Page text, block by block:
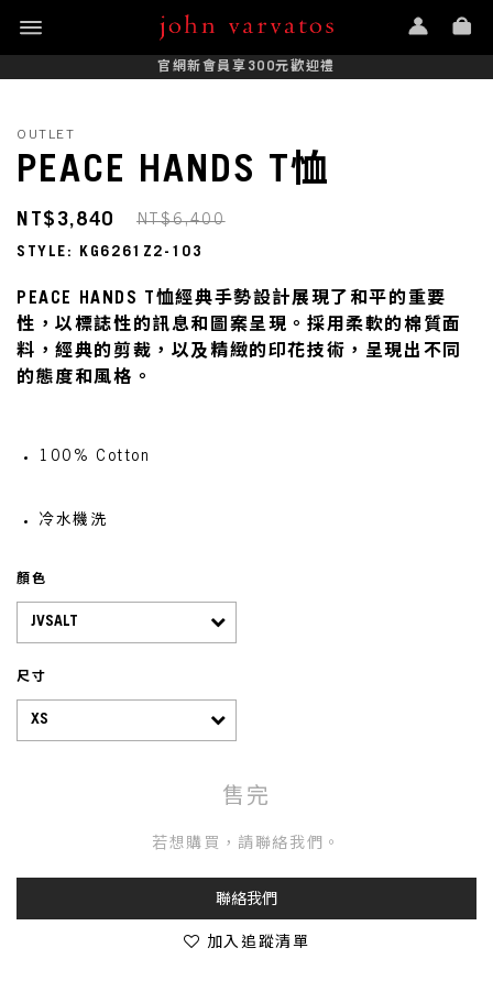
官網新會員享300元歡迎禮
OUTLET
PEACE HANDS T恤
STYLE: KG6261Z2-103
PEACE HANDS T恤經典手勢設計展現了和平的重要
性，以標誌性的訊息和圖案呈現。採用柔軟的棉質面
料，經典的剪裁，以及精緻的印花技術，呈現出不同
的態度和風格。
100% Cotton
冷水機洗
NT$3,840 NT$6,400
顏色
尺寸
售完
若想購買，請聯絡我們。
聯絡我們
加入追蹤清單